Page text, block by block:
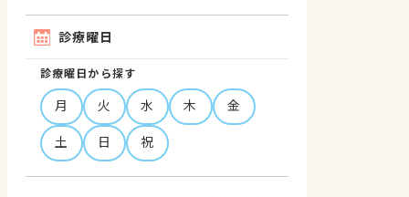
診療曜日
診療曜日から探す
月 火 水 木
金
土
日 祝